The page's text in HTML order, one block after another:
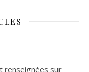
renseignées sur